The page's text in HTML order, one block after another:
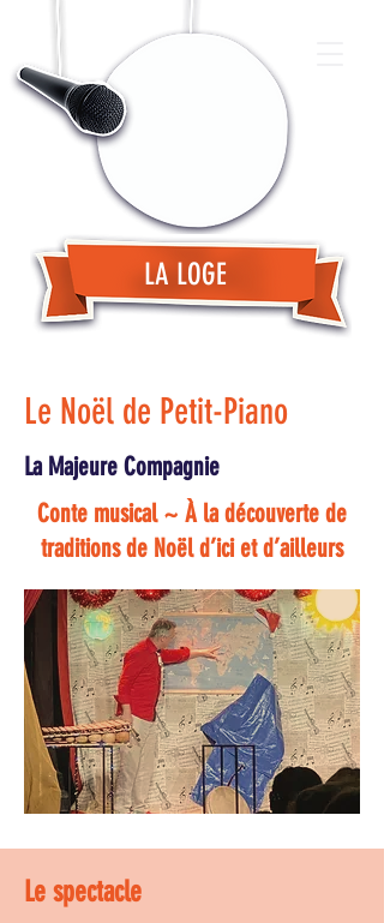
LA LOGE
Le Noël de Petit-Piano
La Majeure Compagnie
Conte musical ~ À la découverte de
traditions de Noël d’ici et d’ailleurs
Le spectacle